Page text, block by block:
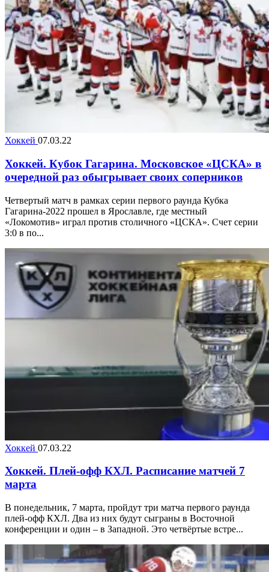
Хоккей 07.03.22
Хоккей. Кубок Гагарина. Московское «ЦСКА» в
очередной раз обыгрывает своих соперников
Четвертый матч в рамках серии первого раунда Кубка
Гагарина-2022 прошел в Ярославле, где местный
«Локомотив» играл против столичного «ЦСКА». Счет серии
3:0 в по...
Хоккей 07.03.22
Хоккей. Плей-офф КХЛ. Расписание матчей 7
марта
В понедельник, 7 марта, пройдут три матча первого раунда
плей-офф КХЛ. Два из них будут сыграны в Восточной
конференции и один – в Западной. Это четвёртые встре...